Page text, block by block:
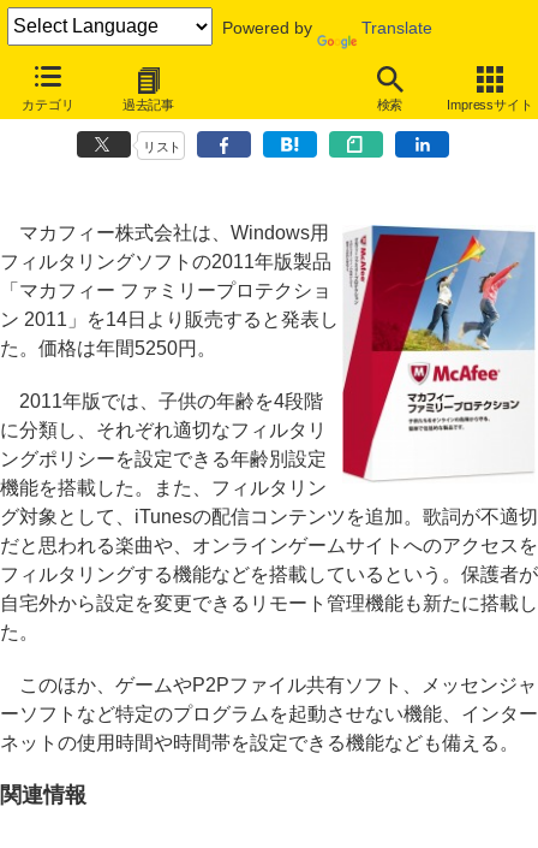
Powered by Translate
カテゴリ 過去記事 検索 Impressサイト
マカフィー、フィルタリングソフトの2011年版、iTunesの不適切な歌
詞も遮断
リスト
マカフィー株式会社は、Windows用
フィルタリングソフトの2011年版製品
「マカフィー ファミリープロテクショ
ン 2011」を14日より販売すると発表し
た。価格は年間5250円。
2011年版では、子供の年齢を4段階
に分類し、それぞれ適切なフィルタリ
ングポリシーを設定できる年齢別設定
機能を搭載した。また、フィルタリン
グ対象として、iTunesの配信コンテンツを追加。歌詞が不適切
だと思われる楽曲や、オンラインゲームサイトへのアクセスを
フィルタリングする機能などを搭載しているという。保護者が
自宅外から設定を変更できるリモート管理機能も新たに搭載し
た。
このほか、ゲームやP2Pファイル共有ソフト、メッセンジャ
ーソフトなど特定のプログラムを起動させない機能、インター
ネットの使用時間や時間帯を設定できる機能なども備える。
関連情報